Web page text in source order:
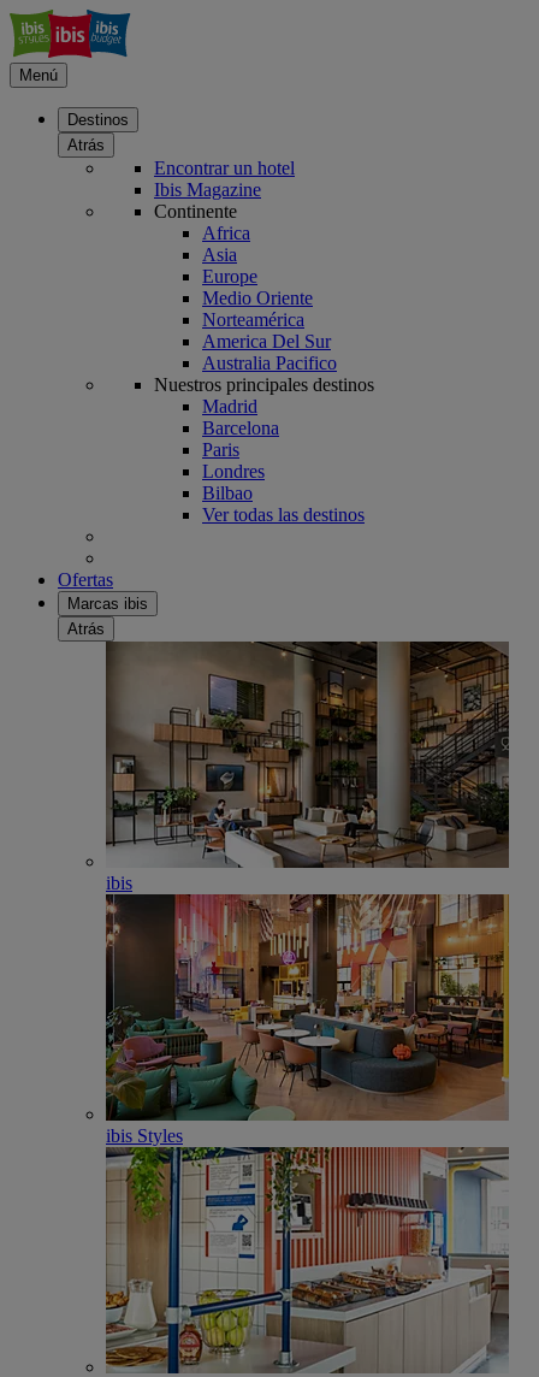
Menú
Destinos
Atrás
Encontrar un hotel
Ibis Magazine
Continente
Africa
Asia
Europe
Medio Oriente
Norteamérica
America Del Sur
Australia Pacifico
Nuestros principales destinos
Madrid
Barcelona
Paris
Londres
Bilbao
Ver todas las destinos
Ofertas
Marcas ibis
Atrás
ibis
ibis Styles